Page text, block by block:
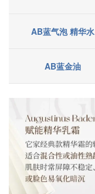
AB蓝气泡 精华水
AB蓝金油